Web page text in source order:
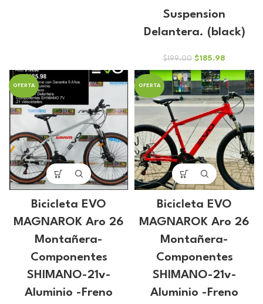
Suspension
Delantera. (black)
$199.00 El
precio
original
era:
$199.00.
$185.98
precio
actual
es:
$185.98.
OFERTA
Bicicleta EVO
MAGNAROK Aro 26
Montañera-
Componentes
SHIMANO-21v-
Aluminio -Freno
OFERTA
Bicicleta EVO
MAGNAROK Aro 26
Montañera-
Componentes
SHIMANO-21v-
Aluminio -Freno